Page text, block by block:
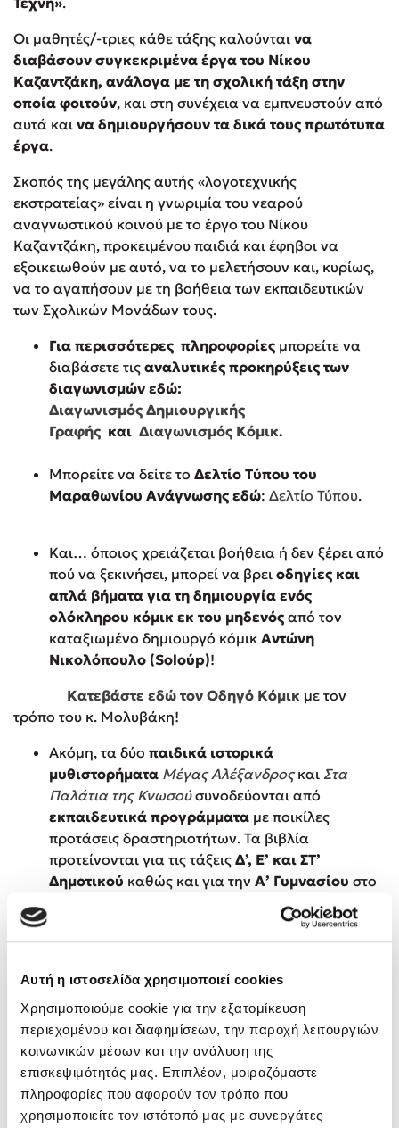
Αυτή η ιστοσελίδα χρησιμοποιεί cookies
Χρησιμοποιούμε cookie για την εξατομίκευση
περιεχομένου και διαφημίσεων, την παροχή λειτουργιών
κοινωνικών μέσων και την ανάλυση της
επισκεψιμότητάς μας. Επιπλέον, μοιραζόμαστε
πληροφορίες που αφορούν τον τρόπο που
χρησιμοποιείτε τον ιστότοπό μας με συνεργάτες
Lucinda Riley
Mimi Matthews
Benzamin Bécue
Rebecca Yarros
Teo Benedetti
Emily Henry
Ali Hazelwood
Cori Doerrfeld
Pierdomenico Baccalario
Δανάη Ιμπραχήμ
Δημοφιλή Άρθρα
3 βιβλία βασισμένα σε αληθινά γεγονότα!
Τεστ: Ποιο αστυνομικό βιβλίο σου ταιριάζει για το καλοκαίρι;
Ο εθισμός των παιδιών στις οθόνες δεν είναι «το πρόβλημα»
Τι είναι η νευροποικιλότητα; Η Δρ. Δανάη Δεληγεώργη
απαντά!
3 βιβλία που μπορείς να διαβάσεις σε μια μέρα!
Εύκολη συνταγή για chicken BBQ pizza από τον Άκη
Πετρετζίκη!
Διακοπές με τα παιδιά: Η ανάγκη μας για παύση σε μετωπική
σύγκρουση με τη δική τους για εκτόνωση
Πάνω, κάτω, μπροστά, πίσω; Κάνε το τεστ και ανακάλυψε την
Ο Κώστας Κρομμύδας στο Παλαιοχώρι Καλαμπάκας
Ο Κώστας Κρομμύδας και η Μαρίνα Γιώτη στη Νικήτη
Χαλκιδικής
Ο Στέφανος Ξενάκης στη Χίο
Ο Κώστας Κρομμύδας & η Μαρίνα Γιώτη στο 54o Φεστιβάλ
Βιβλίου στο Πεδίον του Άρεως
Ο Βαγγέλης Ηλιόπουλος & η Τζένη Κουτσοδημητροπούλου στο
54o Φεστιβάλ Βιβλίου στο Πεδίον του Άρεως
Οι μαθητές/-τριες κάθε τάξης καλούνται να
διαβάσουν συγκεκριμένα έργα του Νίκου
Καζαντζάκη, ανάλογα με τη σχολική τάξη στην
οποία φοιτούν, και στη συνέχεια να εμπνευστούν από
αυτά και να δημιουργήσουν τα δικά τους πρωτότυπα
έργα.
Σκοπός της μεγάλης αυτής «λογοτεχνικής
εκστρατείας» είναι η γνωριμία του νεαρού
αναγνωστικού κοινού με το έργο του Νίκου
Καζαντζάκη, προκειμένου παιδιά και έφηβοι να
εξοικειωθούν με αυτό, να το μελετήσουν και, κυρίως,
να το αγαπήσουν με τη βοήθεια των εκπαιδευτικών
των Σχολικών Μονάδων τους.
Για περισσότερες πληροφορίες μπορείτε να
διαβάσετε τις αναλυτικές προκηρύξεις των
διαγωνισμών εδώ:
Διαγωνισμός Δημιουργικής
Γραφής και Διαγωνισμός Κόμικ.
Μπορείτε να δείτε το Δελτίο Τύπου του
Μαραθωνίου Ανάγνωσης εδώ: Δελτίο Τύπου.
Και… όποιος χρειάζεται βοήθεια ή δεν ξέρει από
πού να ξεκινήσει, μπορεί να βρει οδηγίες και
απλά βήματα για τη δημιουργία ενός
ολόκληρου κόμικ εκ του μηδενός από τον
καταξιωμένο δημιουργό κόμικ Αντώνη
Νικολόπουλο (Soloύp)!
Κατεβάστε εδώ τον Οδηγό Κόμικ με τον
τρόπο του κ. Μολυβάκη!
Ακόμη, τα δύο παιδικά ιστορικά
μυθιστορήματα Μέγας Αλέξανδροςκαι Στα
Παλάτια της Κνωσούσυνοδεύονται από
εκπαιδευτικά προγράμματα με ποικίλες
προτάσεις δραστηριοτήτων. Τα βιβλία
προτείνονται για τις τάξεις Δ’, Ε’ και ΣΤ’
Δημοτικού καθώς και για την Α’ Γυμνασίου στο
πλαίσιο του Μαραθωνίου Ανάγνωσης.
Μπορείτε να βρείτε εδώ τα εκπαιδευτικά
Μέγας Αλέξανδρος– Εκπαιδευτικό Πρόγραμμα